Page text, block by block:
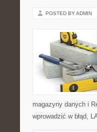
POSTED BY ADMIN
magazyny danych i
wprowadzić w błąd,